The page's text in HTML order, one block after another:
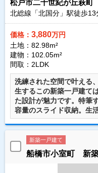
松戸市二十世紀が丘萩町
北総線「北国分」駅徒歩13
価格： 3,880万円
土地：82.98m²
建物：102.05m²
間取：2LDK
洗練された空間で叶える
生するこの新築一戸建て
た設計が魅力です。特筆
容量のスライド収納。生
新築一戸建て
船橋市小室町 新